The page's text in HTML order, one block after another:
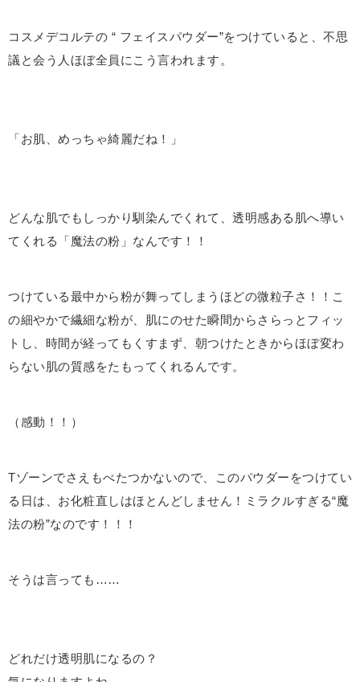
コスメデコルテの “ フェイスパウダー”をつけていると、不思
議と会う人ほぼ全員にこう言われます。
「お肌、めっちゃ綺麗だね！」
どんな肌でもしっかり馴染んでくれて、透明感ある肌へ導い
てくれる「魔法の粉」なんです！！
つけている最中から粉が舞ってしまうほどの微粒子さ！！こ
の細やかで繊細な粉が、肌にのせた瞬間からさらっとフィッ
トし、時間が経ってもくすまず、朝つけたときからほぼ変わ
らない肌の質感をたもってくれるんです。
（感動！！）
Tゾーンでさえもべたつかないので、このパウダーをつけてい
る日は、お化粧直しはほとんどしません！ミラクルすぎる“魔
法の粉”なのです！！！
そうは言っても……
どれだけ透明肌になるの？